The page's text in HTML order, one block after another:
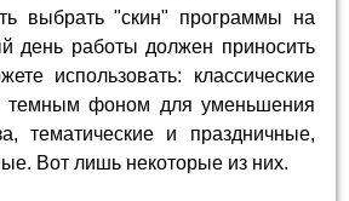
выбрать "скин" программы на
день работы должен приносить
использовать: классические
темным фоном для уменьшения
тематические и праздничные,
Вот лишь некоторые из них.